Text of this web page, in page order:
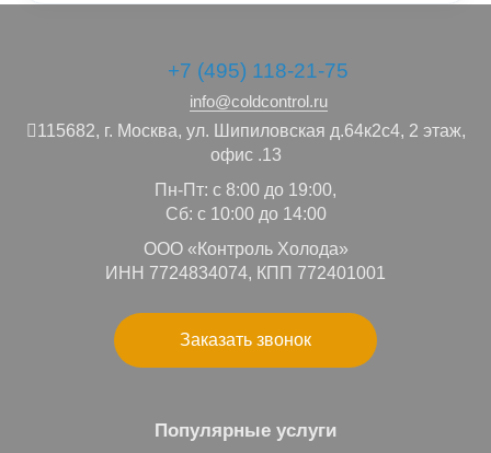
+7 (495) 118-21-75
info@coldcontrol.ru
115682, г. Москва, ул. Шипиловская д.64к2с4, 2 этаж,
офис .13
Пн-Пт: с 8:00 до 19:00,
Сб: с 10:00 до 14:00
ООО «Контроль Холода»
ИНН 7724834074, КПП 772401001
Заказать звонок
Популярные услуги